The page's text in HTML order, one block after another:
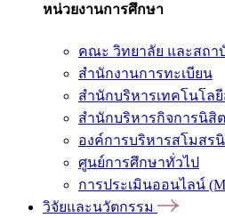
หน่วยงานการศึกษา
คณะ วิทยาลัย และสถา
สำนักงานการทะเบียน
สำนักบริหารเทคโนโล
สำนักบริหารกิจการนิสิต
องค์การบริหารสโมสร
ศูนย์การศึกษาทั่วไป
การประเมินออนไลน์
วิจัยและนวัตกรรม